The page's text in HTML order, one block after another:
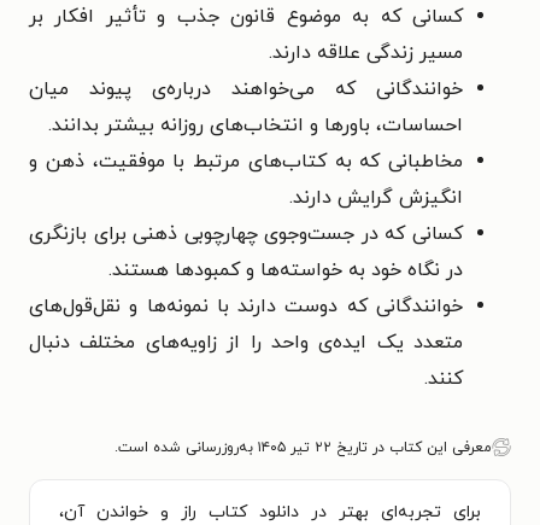
کسانی که به موضوع قانون جذب و تأثیر افکار بر
مسیر زندگی علاقه دارند.
خوانندگانی که می‌خواهند درباره‌ی پیوند میان
احساسات، باورها و انتخاب‌های روزانه بیشتر بدانند.
مخاطبانی که به کتاب‌های مرتبط با موفقیت، ذهن و
انگیزش گرایش دارند.
کسانی که در جست‌وجوی چهارچوبی ذهنی برای بازنگری
در نگاه خود به خواسته‌ها و کمبودها هستند.
خوانندگانی که دوست دارند با نمونه‌ها و نقل‌قول‌های
متعدد یک ایده‌ی واحد را از زاویه‌های مختلف دنبال
کنند.
معرفی این کتاب در تاریخ ۲۲ تیر ۱۴۰۵ به‌روزرسانی شده است.
برای تجربه‌ای بهتر در دانلود کتاب راز و خواندن آن،